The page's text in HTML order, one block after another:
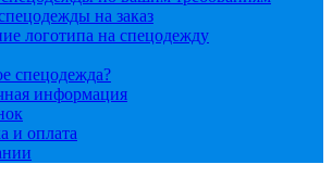
на заказ
логотипа на спецодежду
спецодежда?
информация
и оплата